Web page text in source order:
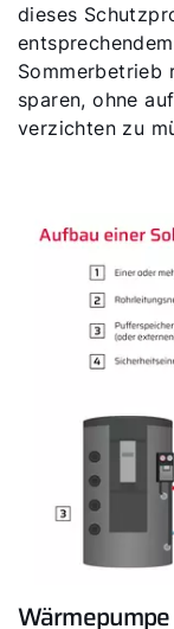
dieses
Sommerbetrieb
sparen, ohne
verzichten zu